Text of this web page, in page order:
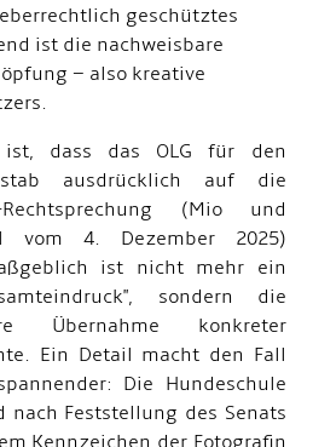
geschütztes
ist die nachweisbare
– also kreative
ist, dass das OLG für den
ausdrücklich auf die
Rechtsprechung (Mio und
vom 4. Dezember 2025)
ist nicht mehr ein
sondern die
Übernahme konkreter
Ein Detail macht den Fall
Die Hundeschule
nach Feststellung des Senats
Kennzeichen der Fotografin